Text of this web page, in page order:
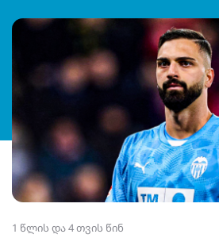
1 წლის და 4 თვის წინ